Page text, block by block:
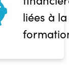
liées à la